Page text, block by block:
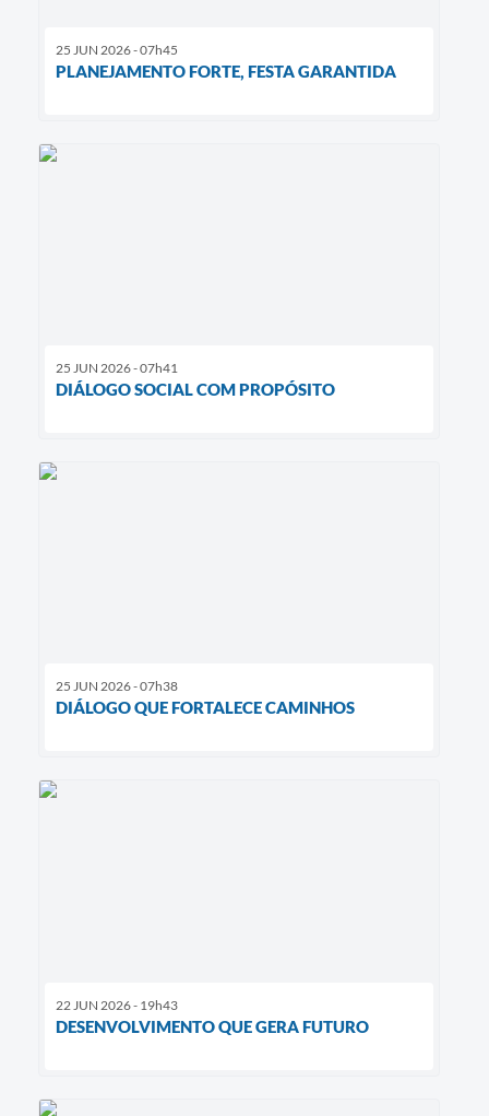
25 JUN 2026 - 07h45
PLANEJAMENTO FORTE, FESTA GARANTIDA
25 JUN 2026 - 07h41
DIÁLOGO SOCIAL COM PROPÓSITO
25 JUN 2026 - 07h38
DIÁLOGO QUE FORTALECE CAMINHOS
22 JUN 2026 - 19h43
DESENVOLVIMENTO QUE GERA FUTURO